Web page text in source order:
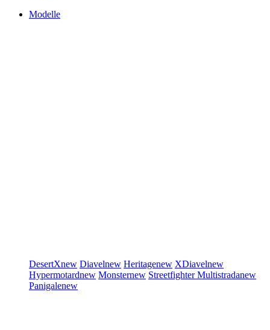
Modelle
DesertXnew Diavelnew Heritagenew XDiavelnew
Hypermotardnew Monsternew StreetfighterMultistradanew
Panigalenew